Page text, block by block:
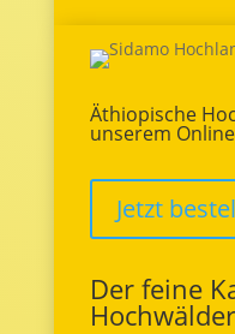
Äthiopische
unserem
Jetzt
Der feine